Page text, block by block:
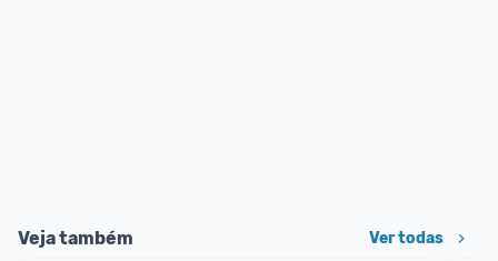
Veja também Ver todas